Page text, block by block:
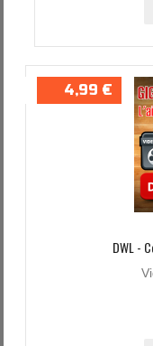
4,99 €
DWL -